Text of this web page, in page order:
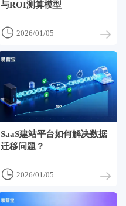
与ROI测算模型
 2026/01/05
SaaS建站平台如何解决数据
迁移问题？
 2026/01/05